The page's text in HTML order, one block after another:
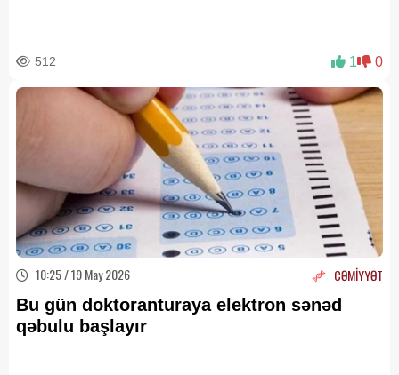
512 1 0
10:25 / 19 May 2026 CƏMİYYƏT
Bu gün doktoranturaya elektron sənəd
qəbulu başlayır